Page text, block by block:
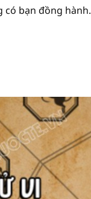
có bạn đồng hành.